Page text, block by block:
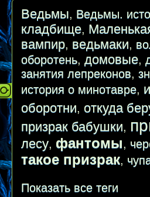
Ведьмы, Ведьмы.
кладбище,
вампир, ведьмаки,
оборотень, домовые,
занятия лепреконов,
история о минотавре,
оборотни, откуда
призрак бабушки,
лесу, фантомы,
такое призрак,
Показать все теги